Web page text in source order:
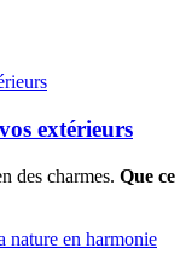
extérieurs
des charmes. Que